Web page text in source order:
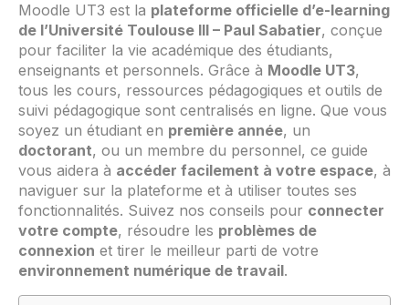
Moodle UT3 est la plateforme officielle d’e-learning
de l’Université Toulouse III – Paul Sabatier, conçue
pour faciliter la vie académique des étudiants,
enseignants et personnels. Grâce à Moodle UT3,
tous les cours, ressources pédagogiques et outils de
suivi pédagogique sont centralisés en ligne. Que vous
soyez un étudiant en première année, un
doctorant, ou un membre du personnel, ce guide
vous aidera à accéder facilement à votre espace, à
naviguer sur la plateforme et à utiliser toutes ses
fonctionnalités. Suivez nos conseils pour connecter
votre compte, résoudre les problèmes de
connexion et tirer le meilleur parti de votre
environnement numérique de travail.